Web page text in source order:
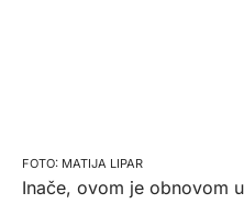
MATIJA LIPAR
Inače, ovom je obnovom